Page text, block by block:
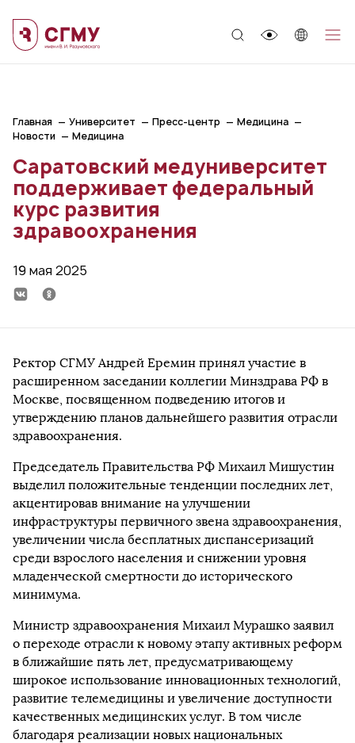
Главная Университет Пресс-центр
Медицина
Новости
Медицина
Саратовский медуниверситет
поддерживает федеральный
курс развития
здравоохранения
19 мая 2025
Ректор СГМУ Андрей Еремин принял участие в
расширенном заседании коллегии Минздрава РФ в
Москве, посвященном подведению итогов и
утверждению планов дальнейшего развития отрасли
здравоохранения.
Председатель Правительства РФ Михаил Мишустин
выделил положительные тенденции последних лет,
акцентировав внимание на улучшении
инфраструктуры первичного звена здравоохранения,
увеличении числа бесплатных диспансеризаций
среди взрослого населения и снижении уровня
младенческой смертности до исторического
минимума.
Министр здравоохранения Михаил Мурашко заявил
о переходе отрасли к новому этапу активных реформ
в ближайшие пять лет, предусматривающему
широкое использование инновационных технологий,
развитие телемедицины и увеличение доступности
качественных медицинских услуг. В том числе
благодаря реализации новых национальных